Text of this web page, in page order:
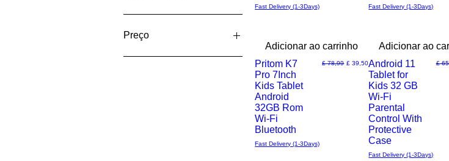
Preço
Fast Delivery (1-3Days)
Adicionar ao carrinho
Fast Delivery (1-3Days)
Adicionar ao
Visualização
rápida
New Arrival
Pritom K7
Pro 7Inch
Kids Tablet
Android
32GB Rom
Wi-Fi
Bluetooth
Preço normal
£ 78,99 Preço promocional
£ 39,50
Fast Delivery (1-3Days)
Visualização
rápida
Preference
Android 11
Tablet for
Kids 32 GB
Wi-Fi
Parental
Control With
Protective
Case
£
Fast Delivery (1-3Days)